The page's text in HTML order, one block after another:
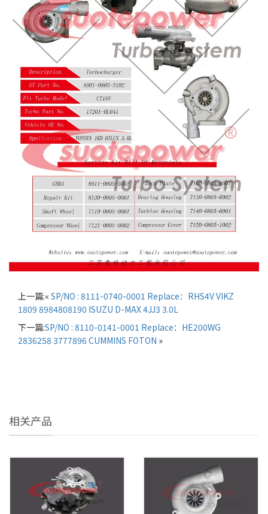
上一篇:« SP/NO : 8111-0740-0001 Replace：RHS4V VIKZ
1809 8984808190 ISUZU D-MAX 4JJ3 3.0L
下一篇:SP/NO : 8110-0141-0001 Replace：HE200WG
2836258 3777896 CUMMINS FOTON »
相关产品